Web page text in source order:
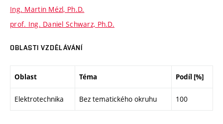
Ing. Martin Mézl, Ph.D.
prof. Ing. Daniel Schwarz, Ph.D.
OBLASTI VZDĚLÁVÁNÍ
Oblast Téma Podíl [%]
Elektrotechnika Bez tematického okruhu 100